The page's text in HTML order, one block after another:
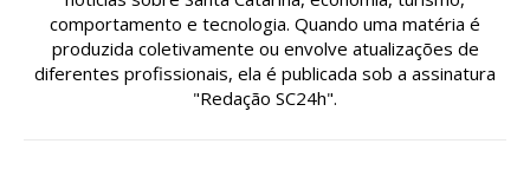
comportamento e tecnologia. Quando uma matéria é
produzida coletivamente ou envolve atualizações de
diferentes profissionais, ela é publicada sob a assinatura
"Redação SC24h".